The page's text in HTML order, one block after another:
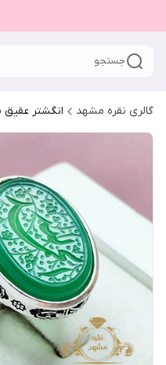
جستجو
گالری نقره مشهد انگشتر